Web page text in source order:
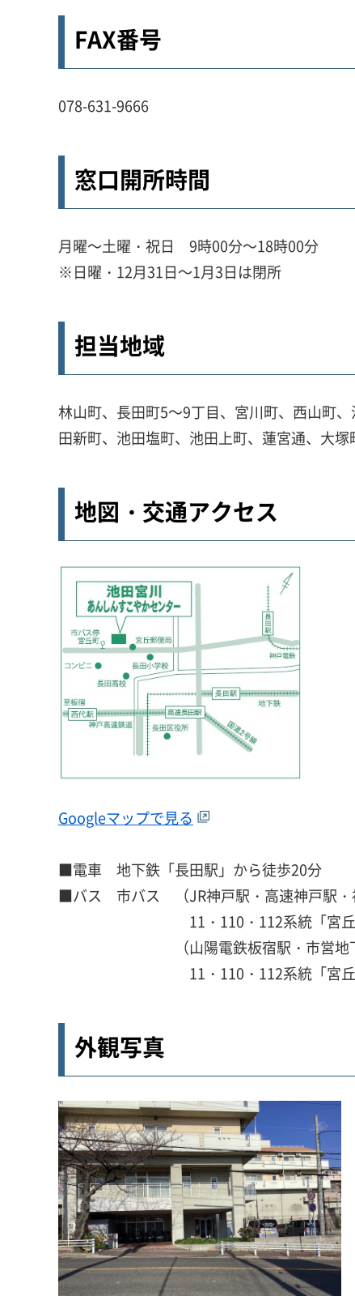
FAX番号
078-631-9666
窓口開所時間
月曜～土曜・祝日 9時00分～18時00分
※日曜・12月31日～1月3日は閉所
担当地域
林山町、長田町5～9丁目、宮川町、西山町
田新町、池田塩町、池田上町、蓮宮通、大塚
地図・交通アクセス
Googleマップで見る
■電車 地下鉄「長田駅」から徒歩20分
■バス 市バス （JR神戸駅・高速神戸駅・
11・110・112系統「宮
（山陽電鉄板宿駅・市営地
11・110・112系統「宮
外観写真